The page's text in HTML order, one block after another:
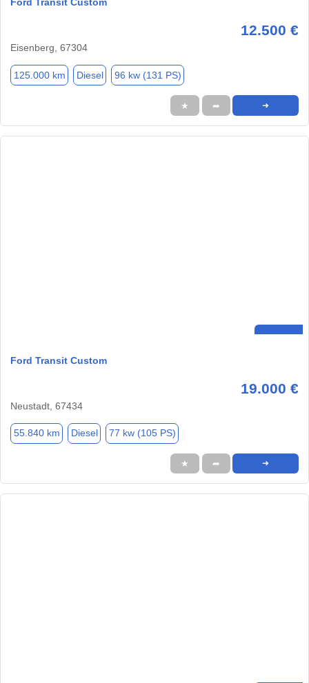
Ford Transit Custom
12.500 €
Eisenberg, 67304
125.000 km Diesel 96 kw (131 PS)
★ ➦ ➜
Ford Transit Custom
19.000 €
Neustadt, 67434
55.840 km Diesel 77 kw (105 PS)
★ ➦ ➜